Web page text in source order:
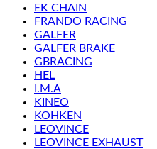
EK CHAIN
FRANDO RACING
GALFER
GALFER BRAKE
GBRACING
HEL
I.M.A
KINEO
KOHKEN
LEOVINCE
LEOVINCE EXHAUST